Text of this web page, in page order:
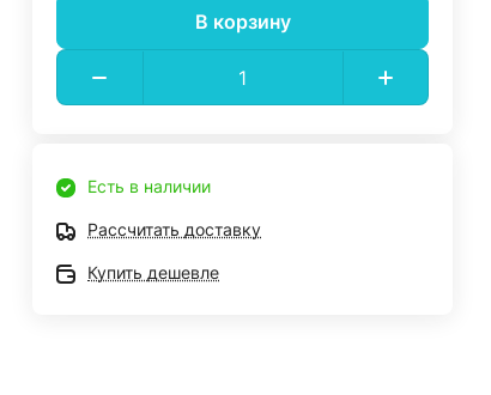
В корзину
Есть в наличии
Рассчитать доставку
Купить дешевле